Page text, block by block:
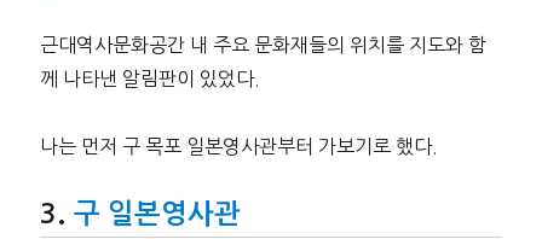
근대역사문화공간 내 주요 문화재들의 위치를 지도와 함
께 나타낸 알림판이 있었다.
나는 먼저 구 목포 일본영사관부터 가보기로 했다.
구 일본영사관